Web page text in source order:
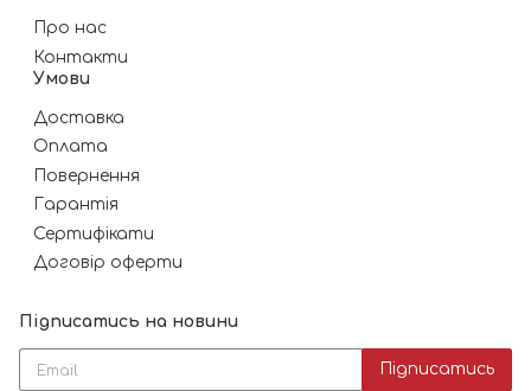
Про нас
Контакти
Умови
Доставка
Оплата
Повернення
Гарантія
Сертифікати
Договір оферти
Підписатись на новини
Підписатись